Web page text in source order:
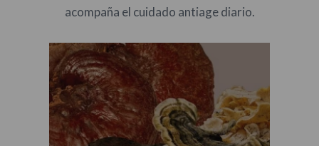
acompaña el cuidado antiage diario.